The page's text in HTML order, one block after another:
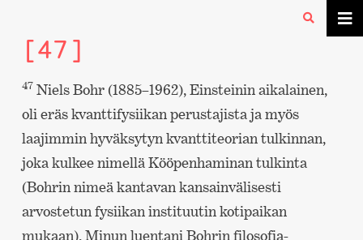
[47]
47 Niels Bohr (1885–1962), Einsteinin aikalainen,
oli eräs kvanttifysiikan perustajista ja myös
laajimmin hyväksytyn kvanttiteorian tulkinnan,
joka kulkee nimellä Kööpenhaminan tulkinta
(Bohrin nimeä kantavan kansainvälisesti
arvostetun fysiikan instituutin kotipaikan
mukaan). Minun luentani Bohrin filosofia-